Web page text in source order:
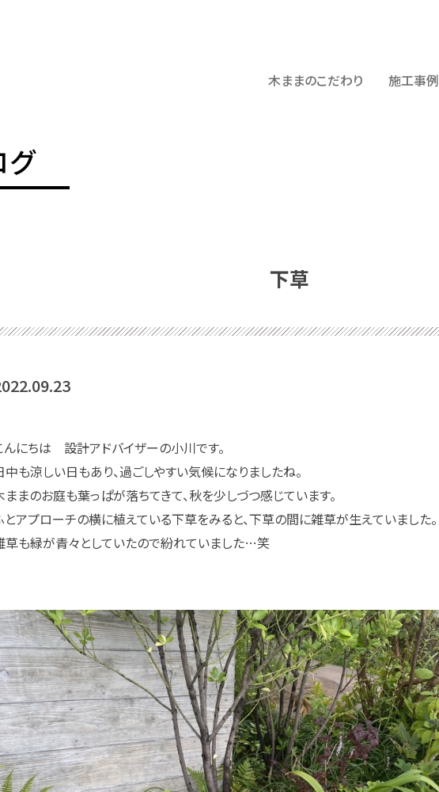
木ままのこだわり 施工事例
グ
下草
んにちは 設計アドバイザーの小川です。
中も涼しい日もあり、過ごしやすい気候になりましたね。
ままのお庭も葉っぱが落ちてきて、秋を少しづつ感じています。
とアプローチの横に植えている下草をみると、下草の間に雑草が生えていました。
草も緑が青々としていたので紛れていました…笑